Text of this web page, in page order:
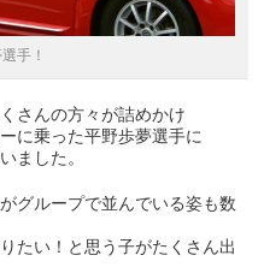
手！
さんの方々が詰めかけ
に乗った平野歩夢選手に
ました。
グループで並んでいる姿も数
たい！と思う子がたくさん出